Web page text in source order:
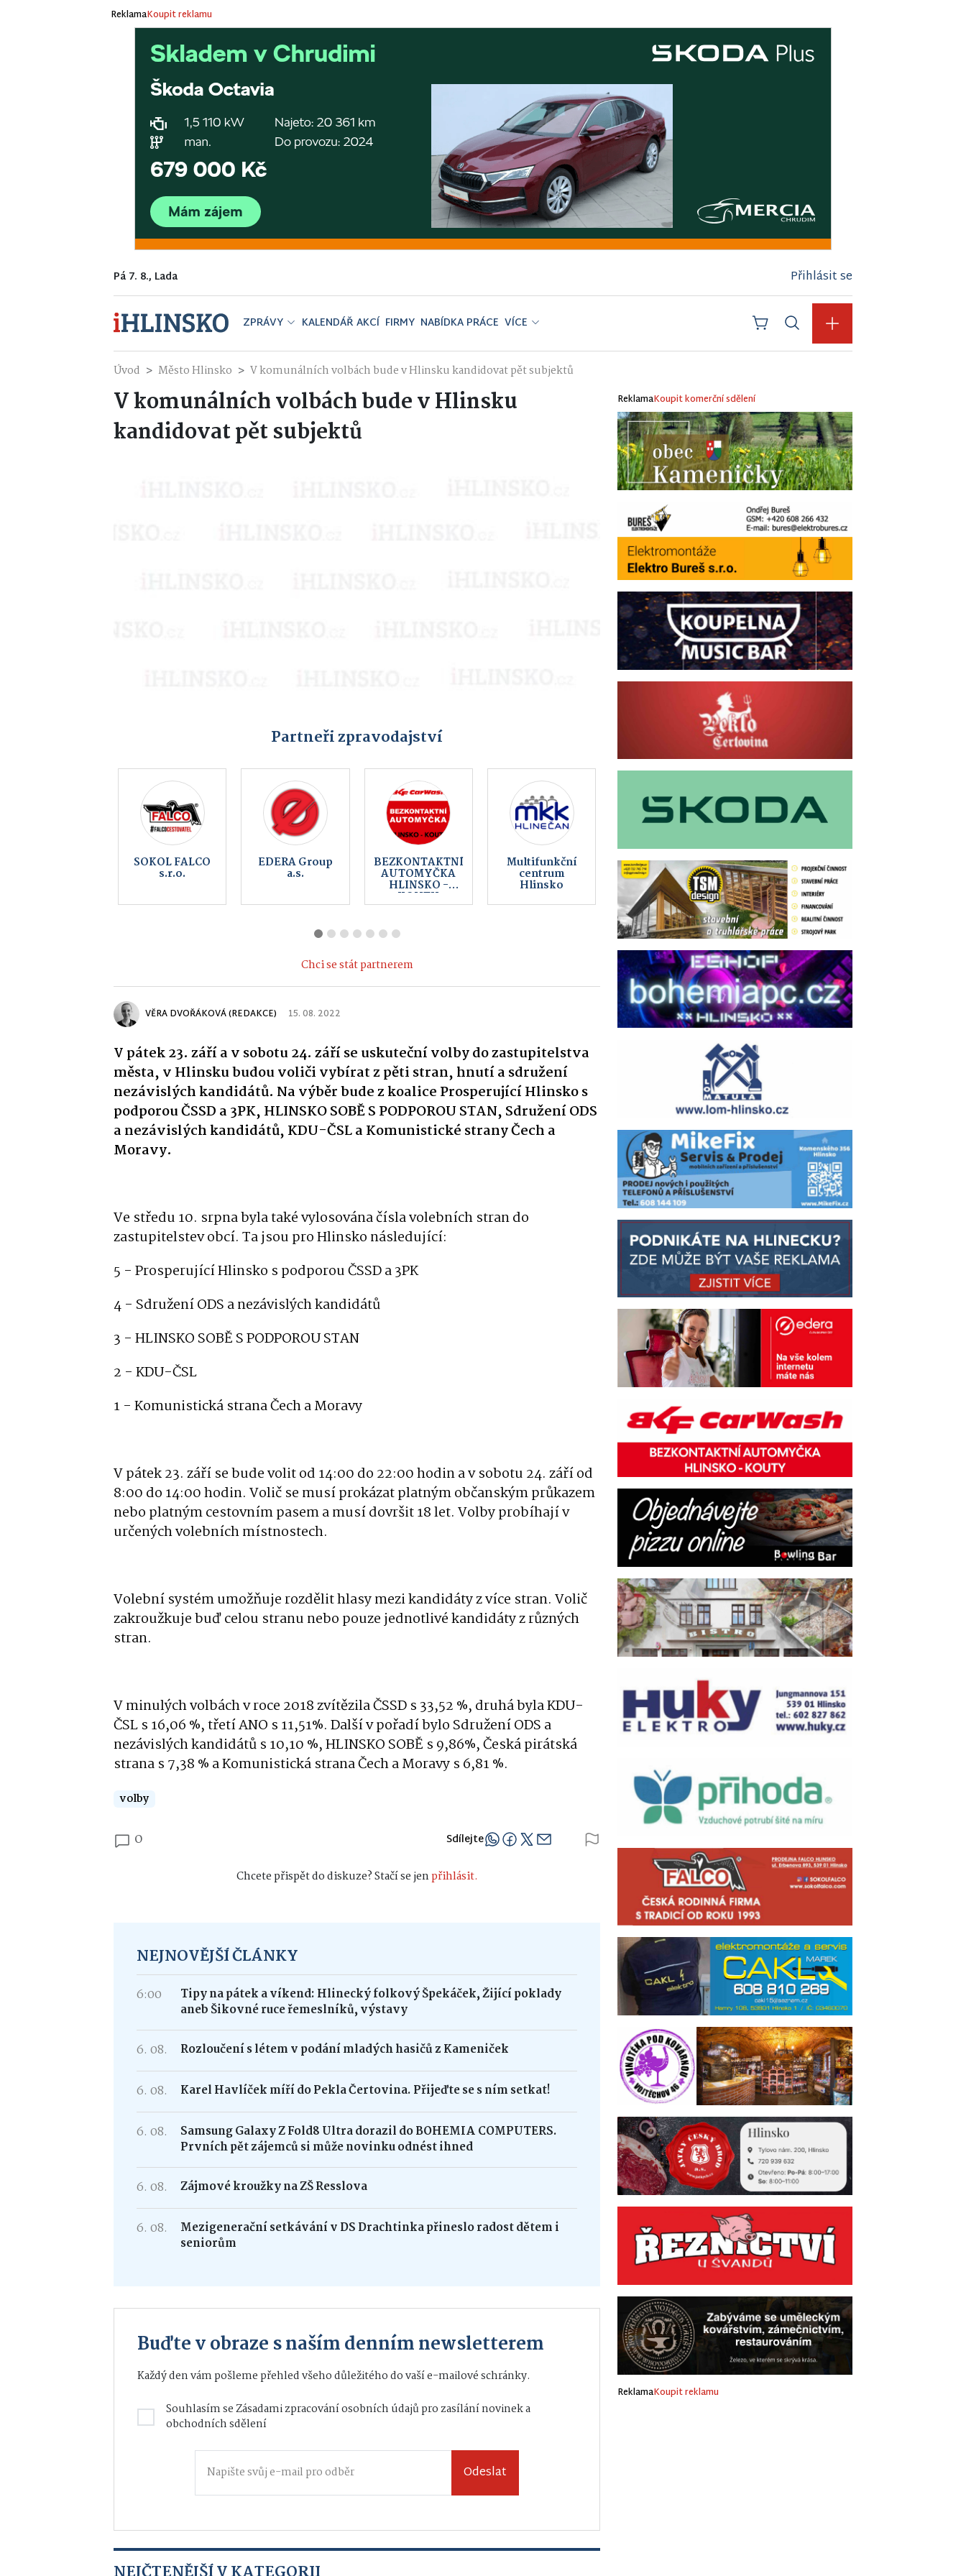
ReklamaKoupit reklamu
Pá 7. 8., Lada Přihlásit se
ZPRÁVY KALENDÁŘ AKCÍ FIRMY NABÍDKA PRÁCE VÍCE
Úvod Město Hlinsko V komunálních volbách bude v Hlinsku kandidovat pět subjektů
V komunálních volbách bude v Hlinsku
kandidovat pět subjektů
Partneři zpravodajství
Cakl Elektro Pujc-auto.cz Vaše reklama
zde od 990 Kč
Sportovní
střelnice
Hlinsko
Chci se stát partnerem
VĚRA DVOŘÁKOVÁ (REDAKCE) 15. 08. 2022
V pátek 23. září a v sobotu 24. září se uskuteční volby do zastupitelstva
města, v Hlinsku budou voliči vybírat z pěti stran, hnutí a sdružení
nezávislých kandidátů. Na výběr bude z koalice Prosperující Hlinsko s
podporou ČSSD a 3PK, HLINSKO SOBĚ S PODPOROU STAN, Sdružení ODS
a nezávislých kandidátů, KDU-ČSL a Komunistické strany Čech a
Moravy.
Ve středu 10. srpna byla také vylosována čísla volebních stran do
zastupitelstev obcí. Ta jsou pro Hlinsko následující:
5 - Prosperující Hlinsko s podporou ČSSD a 3PK
4 - Sdružení ODS a nezávislých kandidátů
3 - HLINSKO SOBĚ S PODPOROU STAN
2 - KDU-ČSL
1 - Komunistická strana Čech a Moravy
V pátek 23. září se bude volit od 14:00 do 22:00 hodin a v sobotu 24. září od
8:00 do 14:00 hodin. Volič se musí prokázat platným občanským průkazem
nebo platným cestovním pasem a musí dovršit 18 let. Volby probíhají v
určených volebních místnostech.
Volební systém umožňuje rozdělit hlasy mezi kandidáty z více stran. Volič
zakroužkuje buď celou stranu nebo pouze jednotlivé kandidáty z různých
stran.
V minulých volbách v roce 2018 zvítězila ČSSD s 33,52 %, druhá byla KDU-
ČSL s 16,06 %, třetí ANO s 11,51%. Další v pořadí bylo Sdružení ODS a
nezávislých kandidátů s 10,10 %, HLINSKO SOBĚ s 9,86%, Česká pirátská
strana s 7,38 % a Komunistická strana Čech a Moravy s 6,81 %.
volby
0 Sdílejte
Chcete přispět do diskuze? Stačí se jenpřihlásit.
NEJNOVĚJŠÍ ČLÁNKY
6:00
Tipy na pátek a víkend: Hlinecký folkový Špekáček, Žijící poklady
aneb Šikovné ruce řemeslníků, výstavy
6. 08. Rozloučení s létem v podání mladých hasičů z Kameniček
6. 08. Karel Havlíček míří do Pekla Čertovina. Přijeďte se s ním setkat!
6. 08.
Samsung Galaxy Z Fold8 Ultra dorazil do BOHEMIA COMPUTERS.
Prvních pět zájemců si může novinku odnést ihned
6. 08. Zájmové kroužky na ZŠ Resslova
6. 08.
Mezigenerační setkávání v DS Drachtinka přineslo radost dětem i
seniorům
Buďte v obraze s naším denním newsletterem
Každý den vám pošleme přehled všeho důležitého do vaší e-mailové schránky.
Souhlasím seZásadami zpracování osobních údajůpro zasílání novinek a
obchodních sdělení
Odeslat
ReklamaKoupit komerční sdělení
ReklamaKoupit reklamu